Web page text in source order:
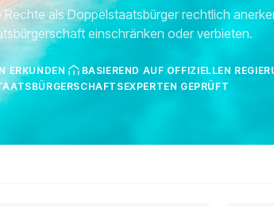
als Doppelstaatsbürger rechtlich
einschränken oder verbieten.
ERKUNDEN
BASIEREND AUF OFFIZIELLEN
GEPRÜFT